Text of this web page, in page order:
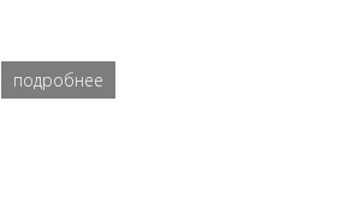
подробнее